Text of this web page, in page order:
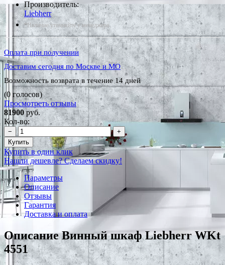
Производитель:
Liebherr
*Наличие уточняйте у менеджера
Оплата при получении
Доставим сегодня по Москве и МО
Возможность возврата в течение 14 дней
(0 голосов)
Просмотреть отзывы
81900руб.
Кол-во:
−
+
Купить
Купить в один клик
Нашли дешевле? Сделаем скидку!
Параметры
Описание
Отзывы
Гарантия
Доставка и оплата
Описание Винный шкаф Liebherr WKt
4551